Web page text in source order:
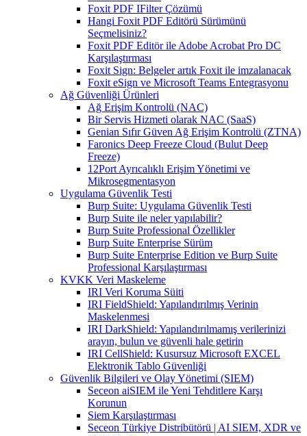
Foxit PDF IFilter Çözümü
Hangi Foxit PDF Editörü Sürümünü
Seçmelisiniz?
Foxit PDF Editör ile Adobe Acrobat Pro DC
Karşılaştırması
Foxit Sign: Belgeler artık Foxit ile imzalanacak
Foxit eSign ve Microsoft Teams Entegrasyonu
Ağ Güvenliği Ürünleri
Ağ Erişim Kontrolü (NAC)
Bir Servis Hizmeti olarak NAC (SaaS)
Genian Sıfır Güven Ağ Erişim Kontrolü (ZTNA)
Faronics Deep Freeze Cloud (Bulut Deep
Freeze)
12Port Ayrıcalıklı Erişim Yönetimi ve
Mikrosegmentasyon
Uygulama Güvenlik Testi
Burp Suite: Uygulama Güvenlik Testi
Burp Suite ile neler yapılabilir?
Burp Suite Professional Özellikler
Burp Suite Enterprise Sürüm
Burp Suite Enterprise Edition ve Burp Suite
Professional Karşılaştırması
KVKK Veri Maskeleme
IRI Veri Koruma Süiti
IRI FieldShield: Yapılandırılmış Verinin
Maskelenmesi
IRI DarkShield: Yapılandırılmamış verilerinizi
arayın, bulun ve güvenli hale getirin
IRI CellShield: Kusursuz Microsoft EXCEL
Elektronik Tablo Güvenliği
Güvenlik Bilgileri ve Olay Yönetimi (SIEM)
Seceon aiSIEM ile Yeni Tehditlere Karşı
Korunun
Siem Karşılaştırması
Seceon Türkiye Distribütörü | AI SIEM, XDR ve